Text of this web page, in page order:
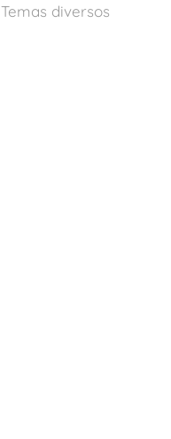
Temas diversos